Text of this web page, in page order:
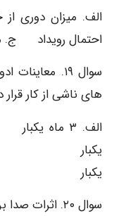
الف. میزان
احتمال رویداد
سوال ۱۹.
های ناشی از کار قرار
یکبار د.
سوال ۲۰. اثرات صدا بر سلامتی کارکنان کدام است: